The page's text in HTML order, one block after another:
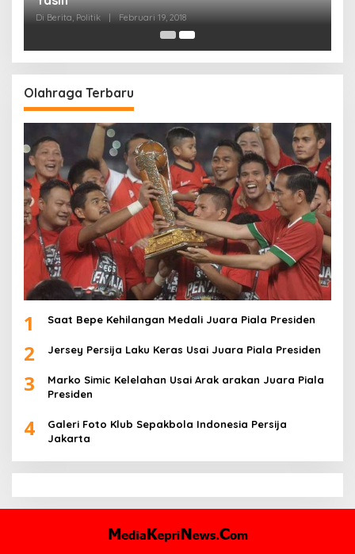
Di Berita, Politik Februari 19, 2018
Olahraga Terbaru
1 Saat Bepe Kehilangan Medali Juara Piala Presiden
2 Jersey Persija Laku Keras Usai Juara Piala Presiden
3
Marko Simic Kelelahan Usai Arak arakan Juara Piala
Presiden
4
Galeri Foto Klub Sepakbola Indonesia Persija
Jakarta